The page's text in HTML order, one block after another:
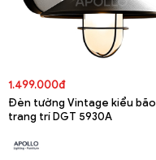
1.499.000đ
Đèn tường Vintage kiểu bão
trang trí DGT 5930A